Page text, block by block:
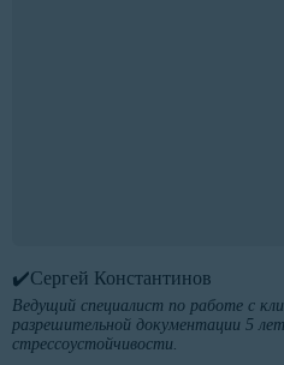
✔️Сергей Константинов
Ведущий специалист по работе с
разрешительной документации 5
стрессоустойчивости.